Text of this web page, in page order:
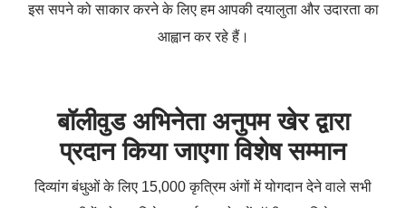
इस सपने को साकार करने के लिए हम आपकी दयालुता और उदारता का
आह्वान कर रहे हैं।
बॉलीवुड अभिनेता अनुपम खेर द्वारा
प्रदान किया जाएगा विशेष सम्मान
दिव्यांग बंधुओं के लिए 15,000 कृत्रिम अंगों में योगदान देने वाले सभी